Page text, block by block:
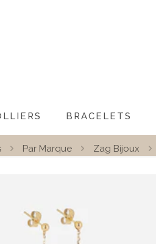
BRACELETS
Par Marque Zag Bijoux